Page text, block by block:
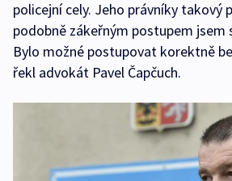
policejní cely. Jeho právníky takový
podobně zákeřným postupem jsem
Bylo možné postupovat korektně
řekl advokát Pavel Čapčuch.